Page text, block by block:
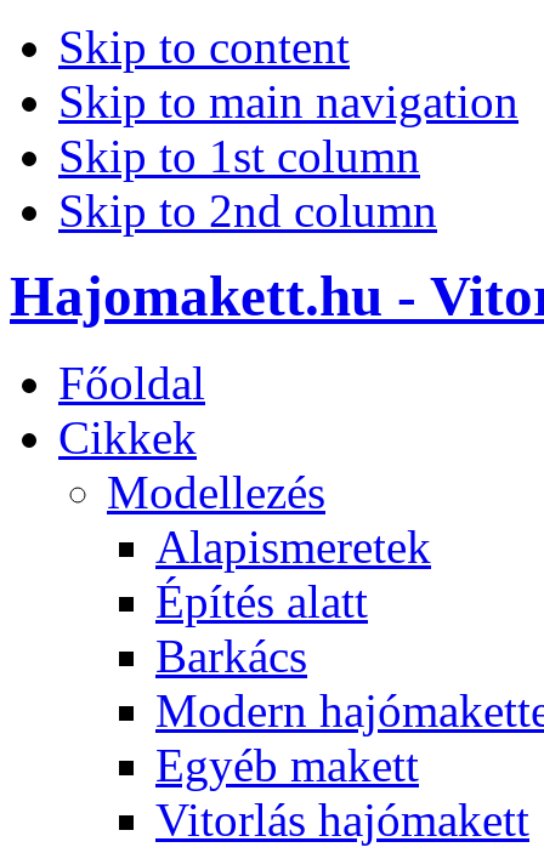
Skip to content
Skip to main navigation
Skip to 1st column
Skip to 2nd column
Hajomakett.hu -
Főoldal
Cikkek
Modellezés
Alapismeretek
Építés alatt
Barkács
Modern
Egyéb makett
Vitorlás hajómakett